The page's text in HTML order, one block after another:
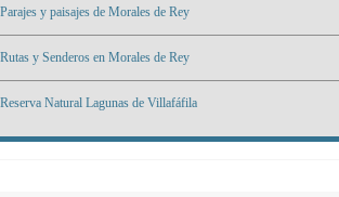
Parajes y paisajes de Morales de Rey
Rutas y Senderos en Morales de Rey
Reserva Natural Lagunas de Villafáfila